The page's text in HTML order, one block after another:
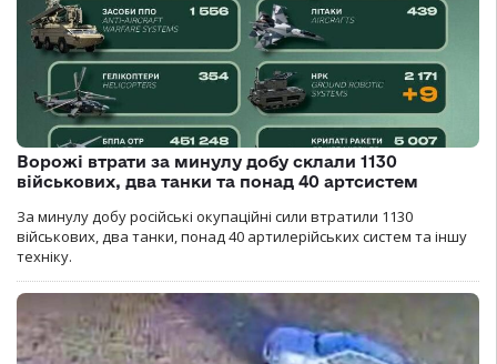
Ворожі втрати за минулу добу склали 1130
військових, два танки та понад 40 артсистем
За минулу добу російські окупаційні сили втратили 1130
військових, два танки, понад 40 артилерійських систем та іншу
техніку.